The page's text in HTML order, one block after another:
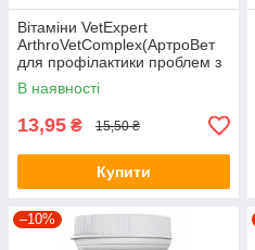
Вітаміни VetExpert
ArthroVetComplex(АртроВет
для профілактики проблем з
суглобами) 1 табл
В наявності
13,95 ₴ 15,50 ₴
Купити
–10%